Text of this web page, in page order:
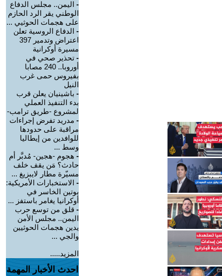
- اليمن.. مجلس الدفاع
الوطني يقر الرد الحازم
على هجمات الحوثيي ...
- الدفاع الروسية تعلن
اعتراض وتدمير 397
مسيرة أوكرانية
- تحذير صحي في
أوروبا.. 240 مصابا
بفيروس حمى غرب
النيل
- باشينيان يعلن قرب
بدء التنفيذ العملي
لمشروع -طريق ترامب-
- مدريد تفرض إجراءات
مراقبة على حدودها
للوافدين من إيطاليا
وسط ...
- هجوم -هجين- مُدبَّر أم
حادث؟ مَن يقف خلف
مسيّرة مطار لايبزيغ ...
- الاستخبارات الأمريكية:
بوتين الخاسر في
أوكرانيا يغامر باستفز ...
- قلق من توسع حرب
اليمن.. مجلس الأمن
يدين هجمات الحوثيين
والجي ...
المزيد.....
احدث الأخبار المهمة